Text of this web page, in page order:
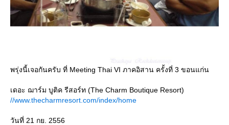
พรุ่งนี้เจอกันครับ ที่ Meeting Thai VI ภาคอิสาน ครั้งที่ 3 ขอนแก่น
เดอะ ฌาร์ม บูติค รีสอร์ท (The Charm Boutique Resort)
//www.thecharmresort.com/index/home
วันที่ 21 กย. 2556